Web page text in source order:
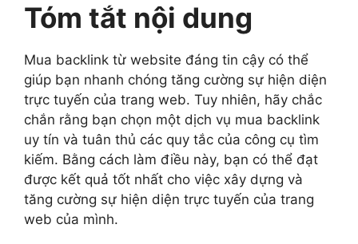
Tóm tắt nội dung
Mua backlink từ website đáng tin cậy có thể
giúp bạn nhanh chóng tăng cường sự hiện diện
trực tuyến của trang web. Tuy nhiên, hãy chắc
chắn rằng bạn chọn một dịch vụ mua backlink
uy tín và tuân thủ các quy tắc của công cụ tìm
kiếm. Bằng cách làm điều này, bạn có thể đạt
được kết quả tốt nhất cho việc xây dựng và
tăng cường sự hiện diện trực tuyến của trang
web của mình.